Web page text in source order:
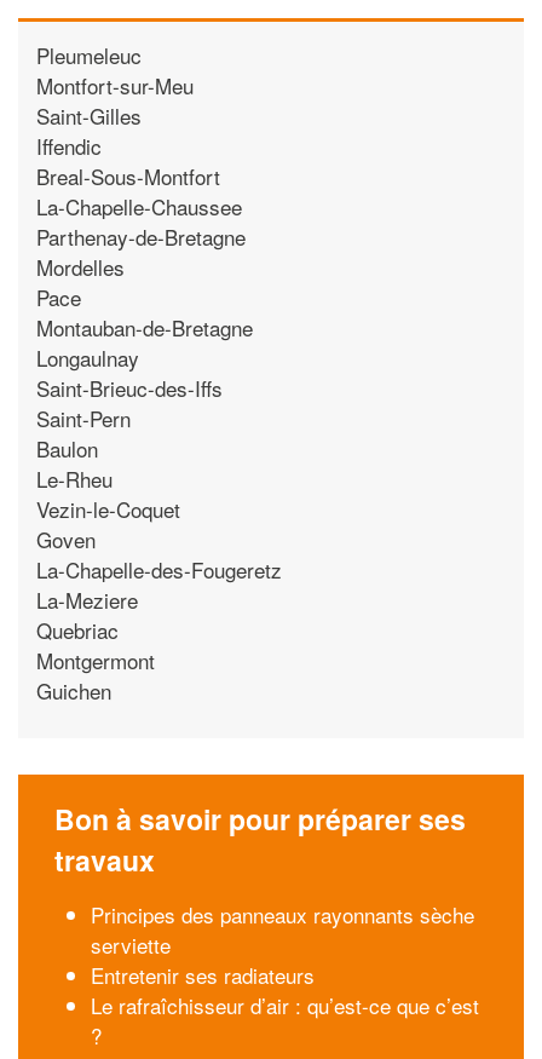
Pleumeleuc
Montfort-sur-Meu
Saint-Gilles
Iffendic
Breal-Sous-Montfort
La-Chapelle-Chaussee
Parthenay-de-Bretagne
Mordelles
Pace
Montauban-de-Bretagne
Longaulnay
Saint-Brieuc-des-Iffs
Saint-Pern
Baulon
Le-Rheu
Vezin-le-Coquet
Goven
La-Chapelle-des-Fougeretz
La-Meziere
Quebriac
Montgermont
Guichen
Bon à savoir pour préparer ses
travaux
Principes des panneaux rayonnants sèche
serviette
Entretenir ses radiateurs
Le rafraîchisseur d’air : qu’est-ce que c’est
?